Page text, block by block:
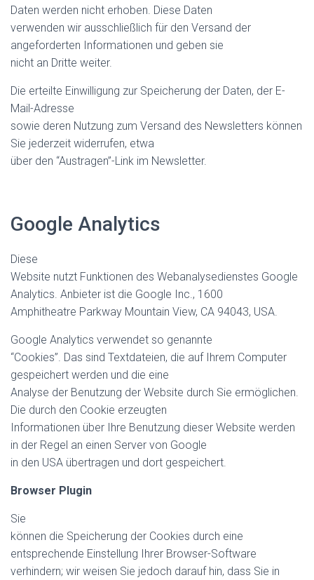
Daten werden nicht erhoben. Diese Daten
verwenden wir ausschließlich für den Versand der
angeforderten Informationen und geben sie
nicht an Dritte weiter.
Die erteilte Einwilligung zur Speicherung der Daten, der E-
Mail-Adresse
sowie deren Nutzung zum Versand des Newsletters können
Sie jederzeit widerrufen, etwa
über den “Austragen”-Link im Newsletter.
Google Analytics
Diese
Website nutzt Funktionen des Webanalysedienstes Google
Analytics. Anbieter ist die Google Inc., 1600
Amphitheatre Parkway Mountain View, CA 94043, USA.
Google Analytics verwendet so genannte
“Cookies”. Das sind Textdateien, die auf Ihrem Computer
gespeichert werden und die eine
Analyse der Benutzung der Website durch Sie ermöglichen.
Die durch den Cookie erzeugten
Informationen über Ihre Benutzung dieser Website werden
in der Regel an einen Server von Google
in den USA übertragen und dort gespeichert.
Browser Plugin
Sie
können die Speicherung der Cookies durch eine
entsprechende Einstellung Ihrer Browser-Software
verhindern; wir weisen Sie jedoch darauf hin, dass Sie in